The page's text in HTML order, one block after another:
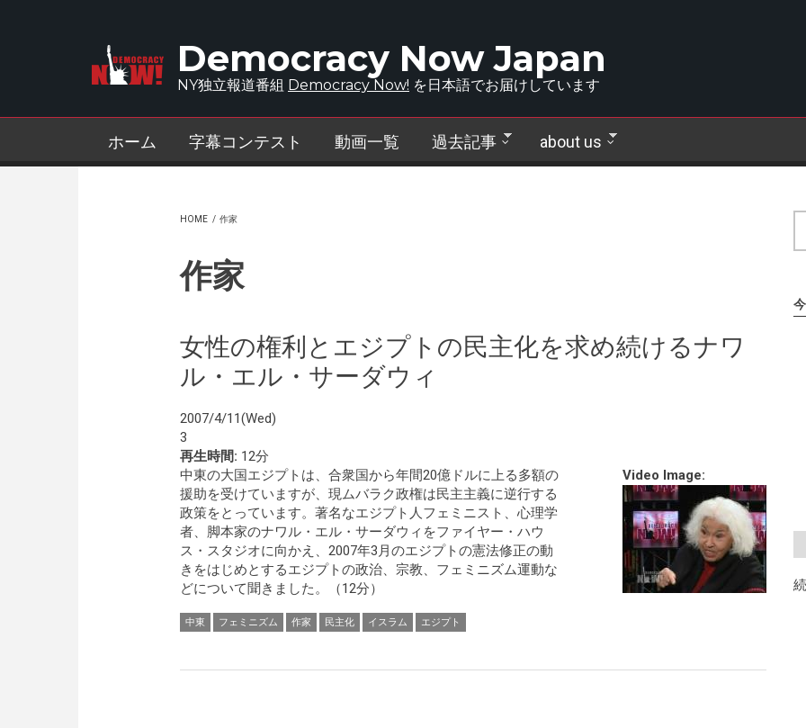
Democracy Now Japan
NY独立報道番組 Democracy Now! を日本語でお届けしています
ホーム 字幕コンテスト 動画一覧 過去記事 about us
HOME / 作家
作家
女性の権利とエジプトの民主化を求め続けるナワ
ル・エル・サーダウィ
2007/4/11(Wed)
3
再生時間: 12分
Video Image:
中東の大国エジプトは、合衆国から年間20億ドルに上る多額の
援助を受けていますが、現ムバラク政権は民主主義に逆行する
政策をとっています。著名なエジプト人フェミニスト、心理学
者、脚本家のナワル・エル・サーダウィをファイヤー・ハウ
ス・スタジオに向かえ、2007年3月のエジプトの憲法修正の動
きをはじめとするエジプトの政治、宗教、フェミニズム運動な
どについて聞きました。（12分）
中東 フェミニズム 作家 民主化 イスラム エジプト